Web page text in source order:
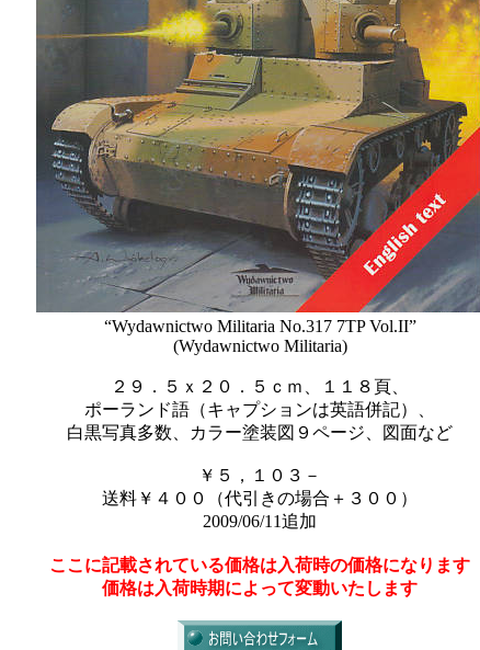
“Wydawnictwo Militaria No.317 7TP Vol.II”
(Wydawnictwo Militaria)
２９．５ｘ２０．５ｃｍ、１１８頁、
ポーランド語（キャプションは英語併記）、
白黒写真多数、カラー塗装図９ページ、図面など
￥５，１０３－
送料￥４００（代引きの場合＋３００）
2009/06/11追加
ここに記載されている価格は入荷時の価格になります
価格は入荷時期によって変動いたします